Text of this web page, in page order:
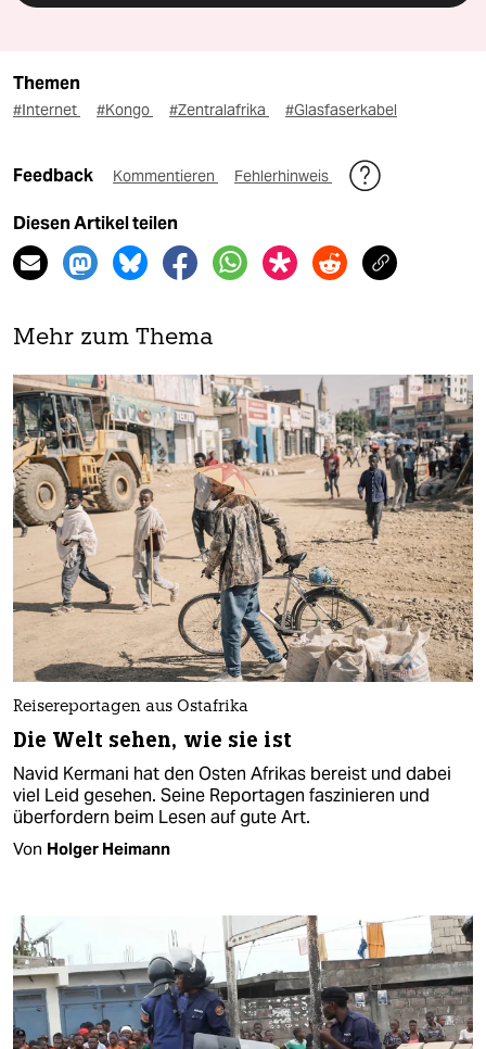
Themen
#Internet #Kongo #Zentralafrika #Glasfaserkabel
Feedback Kommentieren Fehlerhinweis
Diesen Artikel teilen
Mehr zum Thema
Reisereportagen aus Ostafrika
Die Welt sehen, wie sie ist
Navid Kermani hat den Osten Afrikas bereist und dabei
viel Leid gesehen. Seine Reportagen faszinieren und
überfordern beim Lesen auf gute Art.
Von Holger Heimann